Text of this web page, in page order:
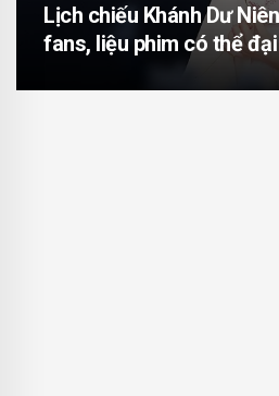
Lịch chiếu Khánh Dư
fans, liệu phim có thể